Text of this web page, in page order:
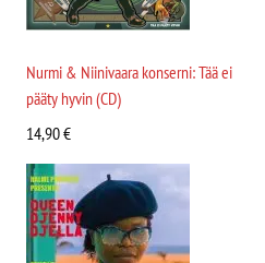
Nurmi & Niinivaara konserni: Tää ei
pääty hyvin (CD)
14,90€